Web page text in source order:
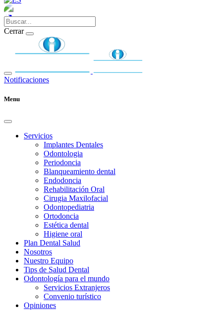
Cerrar
Notificaciones
Menu
Servicios
Implantes Dentales
Odontologia
Periodoncia
Blanqueamiento dental
Endodoncia
Rehabilitación Oral
Cirugia Maxilofacial
Odontopediatria
Ortodoncia
Estética dental
Higiene oral
Plan Dental Salud
Nosotros
Nuestro Equipo
Tips de Salud Dental
Odontología para el mundo
Servicios Extranjeros
Convenio turístico
Opiniones